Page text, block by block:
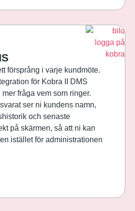
försprång i varje kundmöte.
för Kobra II DMS
fråga vem som ringer.
ser ni kundens namn,
och senaste
på skärmen, så att ni kan
istället för administrationen